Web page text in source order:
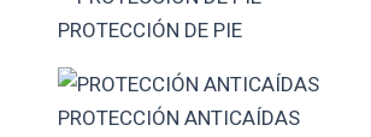
PROTECCIÓN DE PIE
PROTECCIÓN ANTICAÍDAS